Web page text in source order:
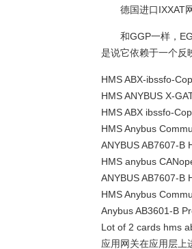
德国进口IXXAT
和GGP一样，
是说它依赖于一个反
HMS ABX-ibssfo-
HMS ANYBUS X-
HMS ABX ibssfo-
HMS Anybus
ANYBUS AB7607-B
HMS anybus
ANYBUS AB7607-B
HMS Anybus
Anybus AB3601-B
Lot of 2 cards hms
应用网关在应用层上